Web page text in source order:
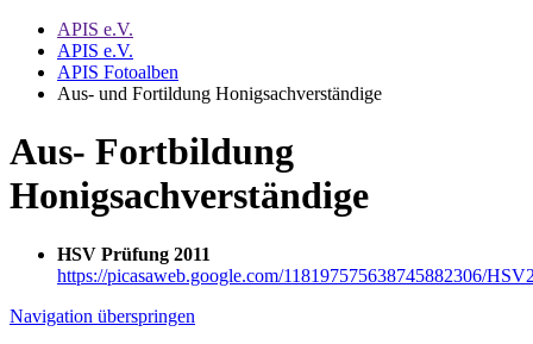
APIS e.V.
APIS e.V.
APIS Fotoalben
Aus- und Fortildung Honigsachverständige
Aus- Fortbildung
Honigsachverständige
HSV Prüfung 2011
https://picasaweb.google.com/118197575638745882306/
Navigation überspringen